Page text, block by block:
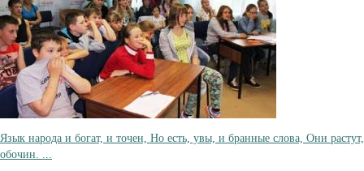
Язык народа и богат, и точен, Но есть, увы, и бранные слова, Они
обочин. ...